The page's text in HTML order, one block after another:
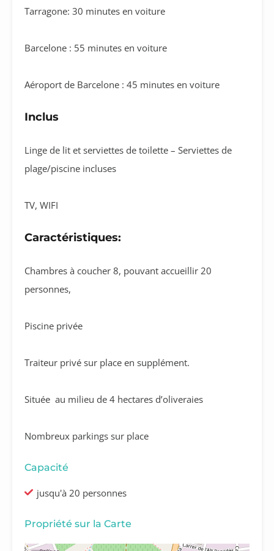
Tarragone: 30 minutes en voiture
Barcelone : 55 minutes en voiture
Aéroport de Barcelone : 45 minutes en voiture
Inclus
Linge de lit et serviettes de toilette – Serviettes de
plage/piscine incluses
TV, WIFI
Caractéristiques:
Chambres à coucher 8, pouvant accueillir 20
personnes,
Piscine privée
Traiteur privé sur place en supplément.
Située au milieu de 4 hectares d’oliveraies
Nombreux parkings sur place
Capacité
jusqu'à 20 personnes
Propriété sur la Carte